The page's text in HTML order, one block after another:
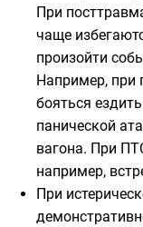
При
чаще
произойти
Например, при
бояться
панической
вагона. При
например,
При